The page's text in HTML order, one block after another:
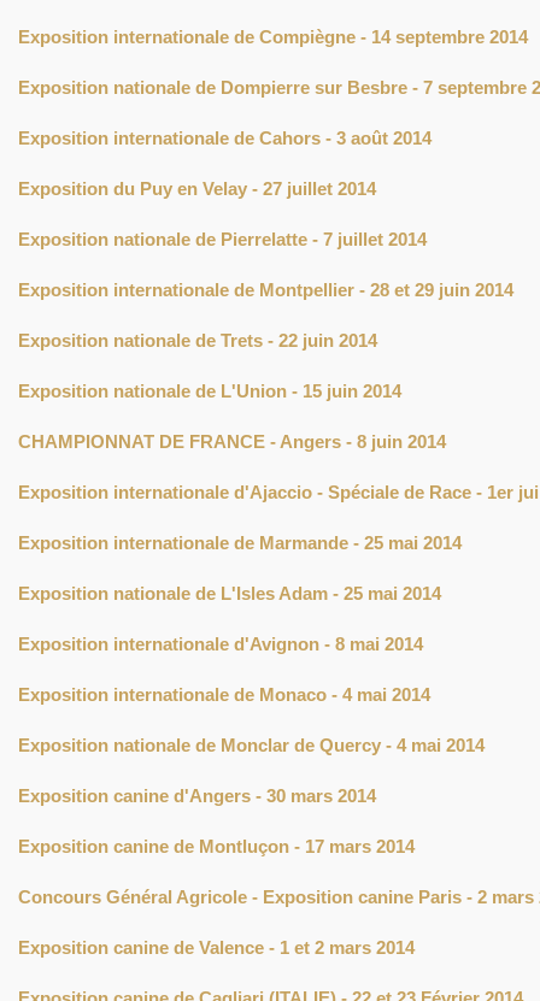
Exposition internationale de Compiègne - 14 septembre 2014
Exposition nationale de Dompierre sur Besbre - 7 septembre
Exposition internationale de Cahors - 3 août 2014
Exposition du Puy en Velay - 27 juillet 2014
Exposition nationale de Pierrelatte - 7 juillet 2014
Exposition internationale de Montpellier - 28 et 29 juin 2014
Exposition nationale de Trets - 22 juin 2014
Exposition nationale de L'Union - 15 juin 2014
CHAMPIONNAT DE FRANCE - Angers - 8 juin 2014
Exposition internationale d'Ajaccio - Spéciale de Race - 1er
Exposition internationale de Marmande - 25 mai 2014
Exposition nationale de L'Isles Adam - 25 mai 2014
Exposition internationale d'Avignon - 8 mai 2014
Exposition internationale de Monaco - 4 mai 2014
Exposition nationale de Monclar de Quercy - 4 mai 2014
Exposition canine d'Angers - 30 mars 2014
Exposition canine de Montluçon - 17 mars 2014
Concours Général Agricole - Exposition canine Paris - 2 mars
Exposition canine de Valence - 1 et 2 mars 2014